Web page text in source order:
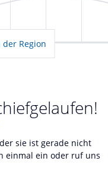
Region
sie ist gerade nicht
einmal ein oder ruf uns